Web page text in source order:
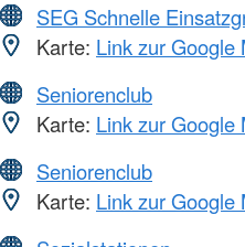
SEG Schnelle
Karte: Link zur Google
Seniorenclub
Karte: Link zur Google
Seniorenclub
Karte: Link zur Google